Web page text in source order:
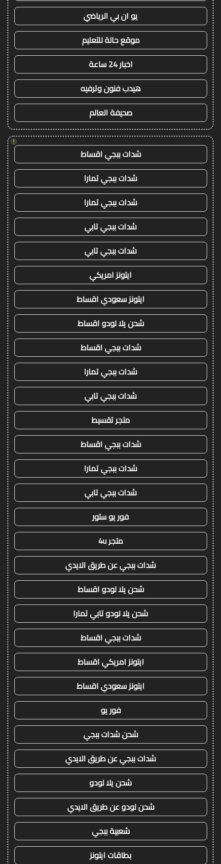
يو ان بي الرياضي
موقع حالة للتعليم
اخبار 24 ساعة
هيدب فنون وترفيه
صحيفة العالم
!
شدات ببجي اقساط
شدات ببجي تمارا
شدات ببجي تمارا
شدات ببجي تابي
شدات ببجي تابي
ايتونز امريكي
ايتونز سعودي اقساط
شحن يلا لودو اقساط
شدات ببجي اقساط
شدات ببجي تمارا
شدات ببجي تابي
متجر تقسيط
شدات ببجي اقساط
شدات ببجي تمارا
شدات ببجي تابي
فور يو ستور
متجر 4u
شدات ببجي عن طريق الايدي
شحن يلا لودو اقساط
شحن يلا لودو تابي تمارا
شدات ببجي اقساط
ايتونز امريكي اقساط
ايتونز سعودي اقساط
فور يو
شحن شدات ببجي
شدات ببجي عن طريق الايدي
شحن يلا لودو
شحن لودو عن طريق الايدي
شعبية ببجي
بطاقات ايتونز